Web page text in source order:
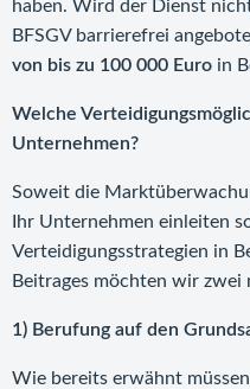
haben. Wird der Dienst
BFSGV barrierefrei
von bis zu 100 000 Euro in
Welche
Unternehmen?
Soweit die
Ihr Unternehmen einleiten
Verteidigungsstrategien in
Beitrages möchten wir zwei
1) Berufung auf den
Wie bereits erwähnt